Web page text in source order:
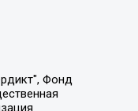
Владимирович, Пивоваров Алексей Владимирович, Соколов Михаил Владимирович, Цветкова Юлия Владимировна, Чичваркин Евгений Александрович, Комитет против пыток/Команда против пыток, Общество с ограниченной ответственностью "Первый научный", Общество с ограниченной ответственностью "Вертолет и ко", Белоцерковская Вероника Борисовна, Кац Максим Евгеньевич, Лазарева Татьяна Юрьевна, Шаведдинов Руслан Табризович, Яшин Илья Валерьевич, Общество с ограниченной ответственностью "Иноагент ААВ", Алешковский Дмитрий Петрович, Альбац Евгения Марковна, Быков Дмитрий Львович, Галямина Юлия Евгеньевна, Лойко Сергей Леонидович, Мартынов Кирилл Константинович, Медведев Сергей Александрович, Крашенинников Федор Геннадиевич, Гордеева Катерина Вл